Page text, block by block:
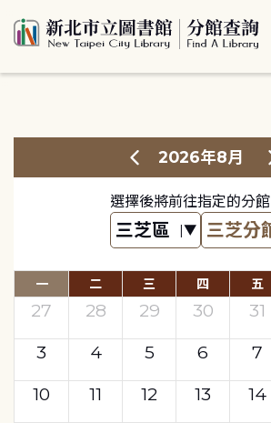
2026年8月
選擇後將前往指定的分館
一 二 三 四 五
27 28 29 30 31
3
4 5 6 7
10
11 12 13 14